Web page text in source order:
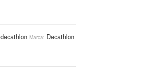
decathlon Marca: Decathlon